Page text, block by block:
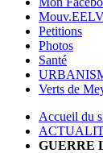
Petitions
Photos
Santé
Verts de
Accueil du
GUERRE